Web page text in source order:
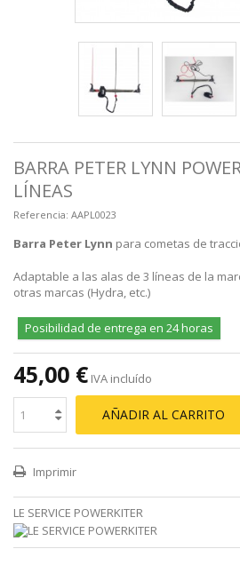
BARRA PETER LYNN
LÍNEAS
Referencia: AAPL0023
Barra Peter Lynn para cometas de
Adaptable a las alas de 3 líneas de la
otras marcas (Hydra, etc.)
Posibilidad de entrega en 24 horas
45,00 € IVA incluído
AÑADIR AL CARRITO
Imprimir
LE SERVICE POWERKITER